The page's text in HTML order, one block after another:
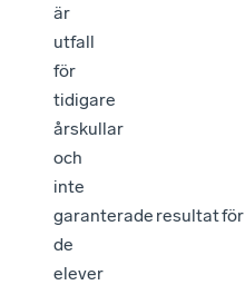
är
utfall
för
tidigare
årskullar
och
inte
garanterade resultat för
de
elever